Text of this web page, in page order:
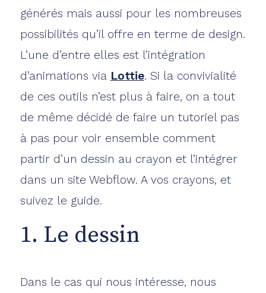
générés mais aussi pour les nombreuses
possibilités qu’il offre en terme de design.
L’une d’entre elles est l’intégration
d’animations via Lottie. Si la convivialité
de ces outils n’est plus à faire, on a tout
de même décidé de faire un tutoriel pas
à pas pour voir ensemble comment
partir d’un dessin au crayon et l’intégrer
dans un site Webflow. A vos crayons, et
suivez le guide.
1. Le dessin
Dans le cas qui nous intéresse, nous